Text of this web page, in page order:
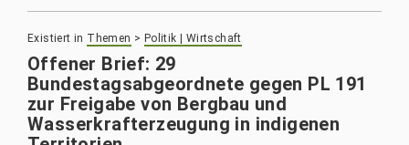
Existiert in Themen > Politik | Wirtschaft
Offener Brief: 29
Bundestagsabgeordnete gegen PL 191
zur Freigabe von Bergbau und
Wasserkrafterzeugung in indigenen